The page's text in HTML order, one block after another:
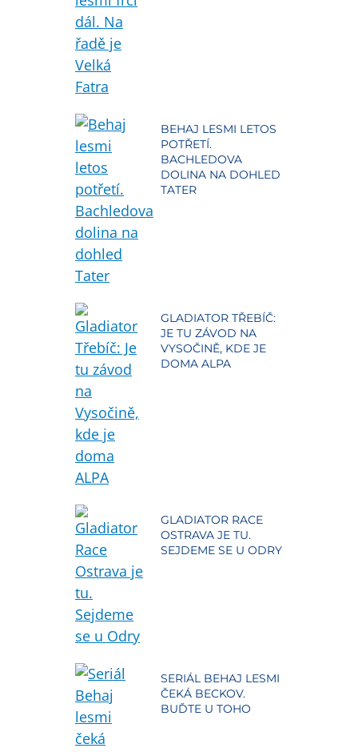
BEHAJ LESMI LETOS
POTŘETÍ.
BACHLEDOVA
DOLINA NA DOHLED
TATER
GLADIATOR TŘEBÍČ:
JE TU ZÁVOD NA
VYSOČINĚ, KDE JE
DOMA ALPA
GLADIATOR RACE
OSTRAVA JE TU.
SEJDEME SE U ODRY
SERIÁL BEHAJ LESMI
ČEKÁ BECKOV.
BUĎTE U TOHO